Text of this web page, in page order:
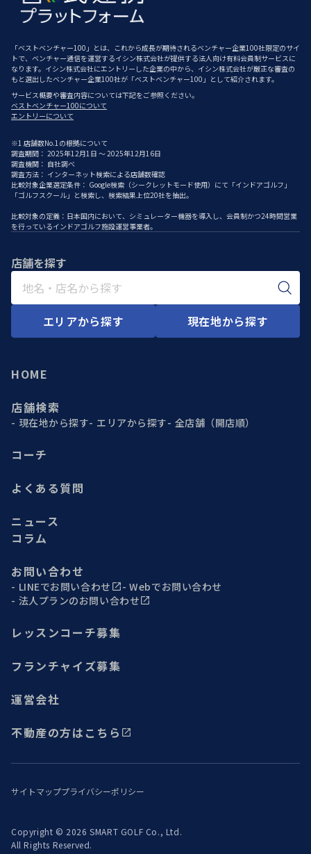
「ベストベンチャー100」とは、これから成長が期待されるベンチャー企業100社限定のサイ
トで、ベンチャー通信を運営するイシン株式会社が提供する法人向け有料会員制サービスに
なります。イシン株式会社にエントリーした企業の中から、イシン株式会社が厳正な審査の
もと選出したベンチャー企業100社が「ベストベンチャー100」として紹介されます。
サービス概要や審査内容については下記をご参照ください。
ベストベンチャー100について
エントリーについて
※1 店舗数No.1の根拠について
調査期間： 2025年12月1日 ～ 2025年12月16日
調査機関： 自社調べ
調査方法： インターネット検索による店舗数確認
比較対象企業選定条件： Google検索（シークレットモード使用）にて「インドアゴルフ」
「ゴルフスクール」と検索し、検索結果上位20社を抽出。
比較対象の定義：日本国内において、シミュレーター機器を導入し、会員制かつ24時間営業
を行っているインドアゴルフ施設運営事業者。
店舗を探す
エリアから探す 現在地から探す
HOME
店舗検索
現在地から探す エリアから探す 全店舗（開店順）
コーチ
よくある質問
ニュース
コラム
お問い合わせ
LINEでお問い合わせ
Webでお問い合わせ
法人プランのお問い合わせ
レッスンコーチ募集
フランチャイズ募集
運営会社
不動産の方はこちら
サイトマッププライバシーポリシー
Copyright © 2026 SMART GOLF Co., Ltd.
All Rights Reserved.